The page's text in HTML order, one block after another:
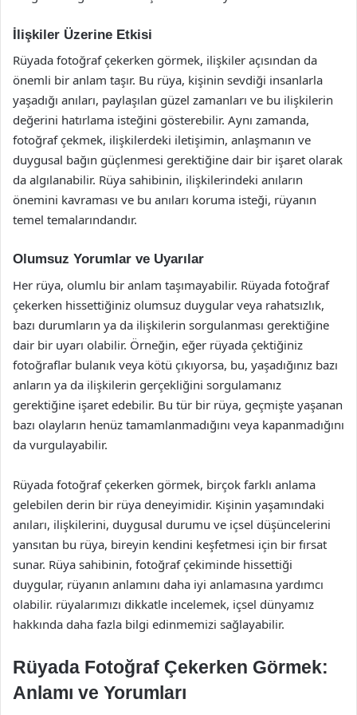
İlişkiler Üzerine Etkisi
Rüyada fotoğraf çekerken görmek, ilişkiler açısından da
önemli bir anlam taşır. Bu rüya, kişinin sevdiği insanlarla
yaşadığı anıları, paylaşılan güzel zamanları ve bu ilişkilerin
değerini hatırlama isteğini gösterebilir. Aynı zamanda,
fotoğraf çekmek, ilişkilerdeki iletişimin, anlaşmanın ve
duygusal bağın güçlenmesi gerektiğine dair bir işaret olarak
da algılanabilir. Rüya sahibinin, ilişkilerindeki anıların
önemini kavraması ve bu anıları koruma isteği, rüyanın
temel temalarındandır.
Olumsuz Yorumlar ve Uyarılar
Her rüya, olumlu bir anlam taşımayabilir. Rüyada fotoğraf
çekerken hissettiğiniz olumsuz duygular veya rahatsızlık,
bazı durumların ya da ilişkilerin sorgulanması gerektiğine
dair bir uyarı olabilir. Örneğin, eğer rüyada çektiğiniz
fotoğraflar bulanık veya kötü çıkıyorsa, bu, yaşadığınız bazı
anların ya da ilişkilerin gerçekliğini sorgulamanız
gerektiğine işaret edebilir. Bu tür bir rüya, geçmişte yaşanan
bazı olayların henüz tamamlanmadığını veya kapanmadığını
da vurgulayabilir.
Rüyada fotoğraf çekerken görmek, birçok farklı anlama
gelebilen derin bir rüya deneyimidir. Kişinin yaşamındaki
anıları, ilişkilerini, duygusal durumu ve içsel düşüncelerini
yansıtan bu rüya, bireyin kendini keşfetmesi için bir fırsat
sunar. Rüya sahibinin, fotoğraf çekiminde hissettiği
duygular, rüyanın anlamını daha iyi anlamasına yardımcı
olabilir. rüyalarımızı dikkatle incelemek, içsel dünyamız
hakkında daha fazla bilgi edinmemizi sağlayabilir.
Rüyada Fotoğraf Çekerken Görmek:
Anlamı ve Yorumları